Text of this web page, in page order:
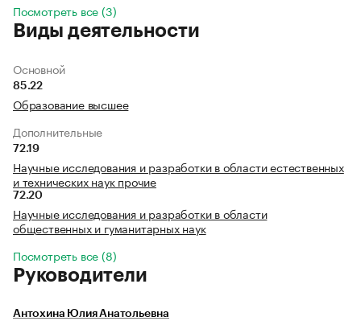
Посмотреть все (3)
Виды деятельности
Основной
85.22
Образование высшее
Дополнительные
72.19
Научные исследования и разработки в области естественных
и технических наук прочие
72.20
Научные исследования и разработки в области
общественных и гуманитарных наук
Посмотреть все (8)
Руководители
Антохина Юлия Анатольевна